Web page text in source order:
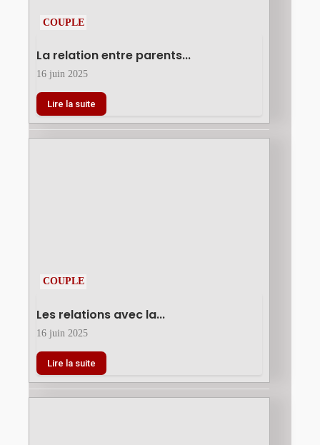
COUPLE
La relation entre parents...
16 juin 2025
Lire la suite
COUPLE
Les relations avec la...
16 juin 2025
Lire la suite